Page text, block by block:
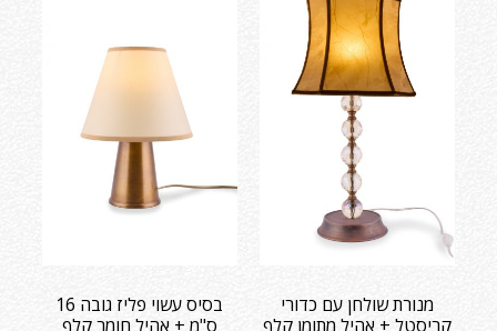
מנורת שולחן עם כדורי
קריסטל + אהיל מתומן קלף
בסיס עשוי פליז גובה 16
ס"מ + אהיל חומר קלף